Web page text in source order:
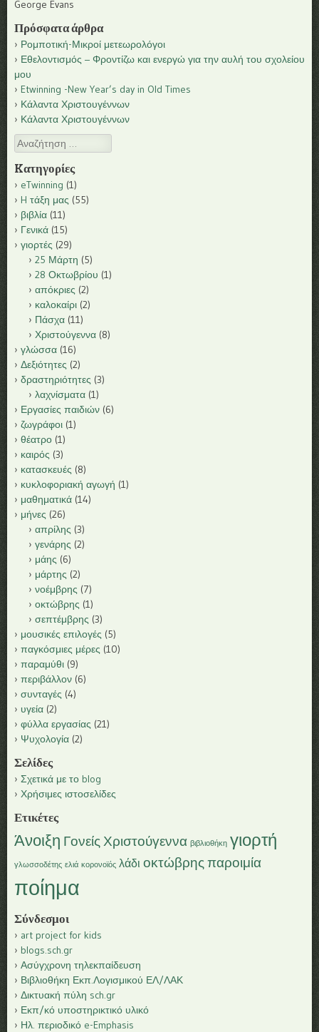
George Evans
Πρόσφατα άρθρα
Ρομποτική-Μικροί μετεωρολόγοι
Εθελοντισμός – Φροντίζω και ενεργώ για την αυλή του σχολείου
μου
Etwinning -New Year’s day in Old Times
Κάλαντα Χριστουγέννων
Κάλαντα Χριστουγέννων
Αναζήτηση
Kατηγορίες
eTwinning (1)
H τάξη μας (55)
βιβλία (11)
Γενικά (15)
γιορτές (29)
25 Μάρτη (5)
28 Οκτωβρίου (1)
απόκριες (2)
καλοκαίρι (2)
Πάσχα (11)
Χριστούγεννα (8)
γλώσσα (16)
Δεξιότητες (2)
δραστηριότητες (3)
λαχνίσματα (1)
Εργασίες παιδιών (6)
ζωγράφοι (1)
θέατρο (1)
καιρός (3)
κατασκευές (8)
κυκλοφοριακή αγωγή (1)
μαθηματικά (14)
μήνες (26)
απρίλης (3)
γενάρης (2)
μάης (6)
μάρτης (2)
νοέμβρης (7)
οκτώβρης (1)
σεπτέμβρης (3)
μουσικές επιλογές (5)
παγκόσμιες μέρες (10)
παραμύθι (9)
περιβάλλον (6)
συνταγές (4)
υγεία (2)
φύλλα εργασίας (21)
Ψυχολογία (2)
Σελίδες
Σχετικά με το blog
Χρήσιμες ιστοσελίδες
Ετικέτες
Άνοιξη Γονείς Χριστούγεννα βιβλιοθήκη γιορτή
γλωσσοδέτης ελιά κορονοϊός λάδι οκτώβρης παροιμία
ποίημα
Σύνδεσμοι
art project for kids
blogs.sch.gr
Ασύγχρονη τηλεκπαίδευση
Βιβλιοθήκη Εκπ.Λογισμικού ΕΛ/ΛΑΚ
Δικτυακή πύλη sch.gr
Εκπ/κό υποστηρικτικό υλικό
Ηλ. περιοδικό e-Emphasis